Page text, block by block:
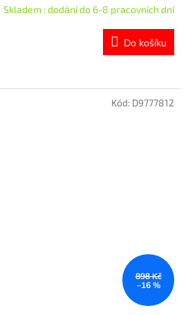
Skladem : dodání do 6-8 pracovních dní
Do košíku
898 Kč
–16 %
Kód: D9777812